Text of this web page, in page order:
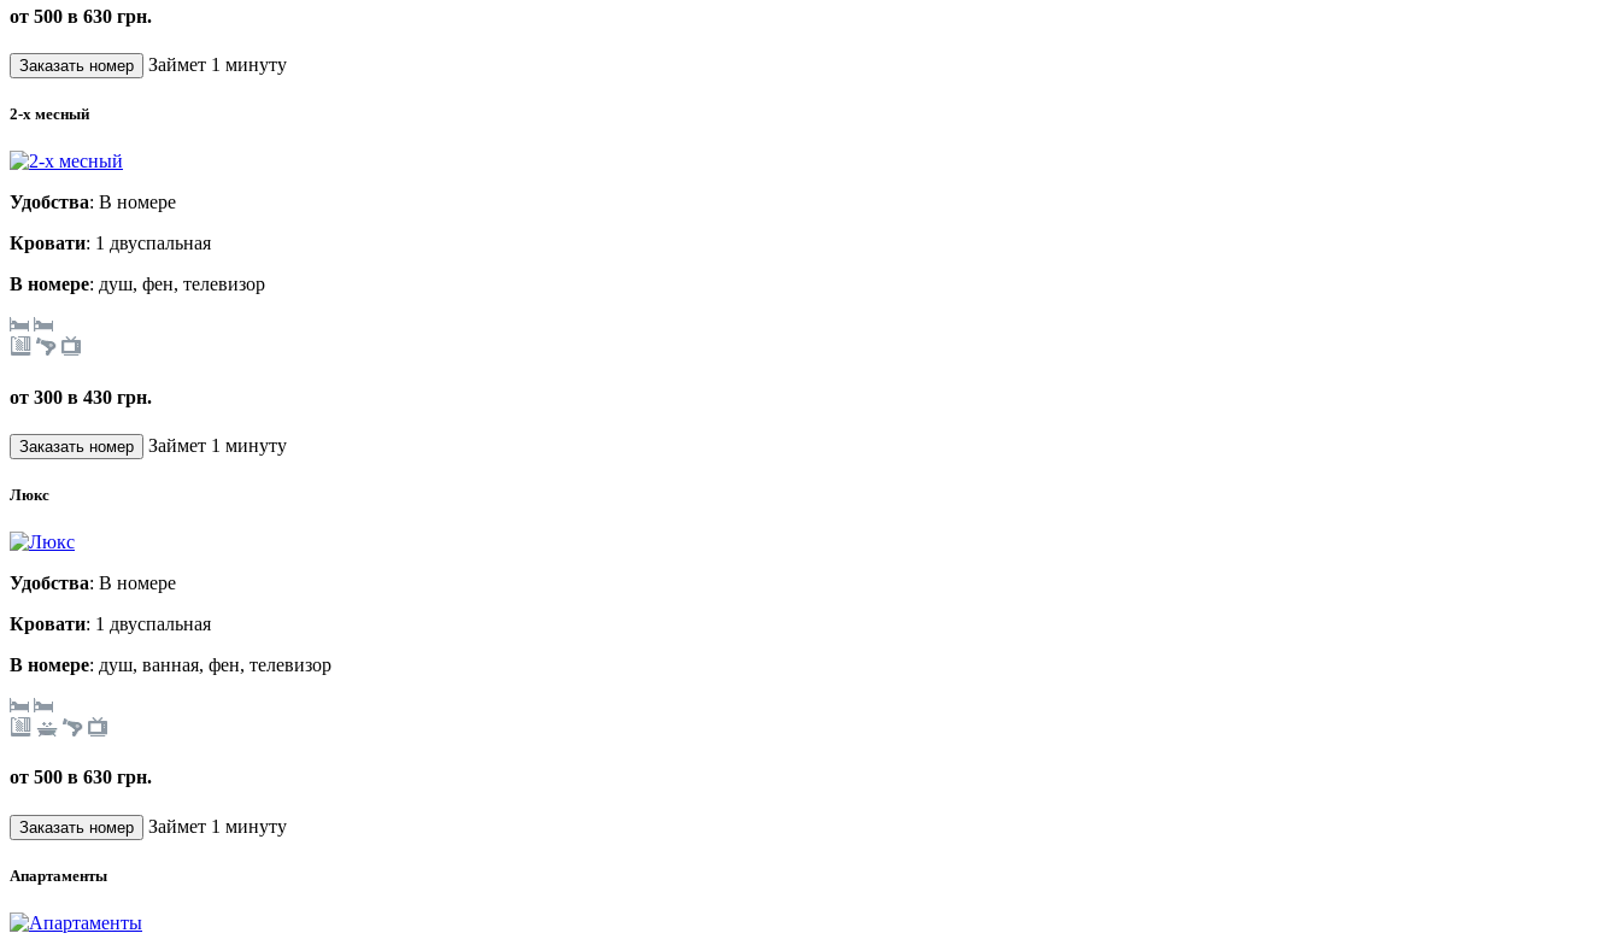
от 500 в 630 грн.
Займет 1 минуту
2-х месный
Удобства: В номере
Кровати: 1 двуспальная
В номере: душ, фен, телевизор
от 300 в 430 грн.
Займет 1 минуту
Люкс
Удобства: В номере
Кровати: 1 двуспальная
В номере: душ, ванная, фен, телевизор
от 500 в 630 грн.
Займет 1 минуту
Апартаменты